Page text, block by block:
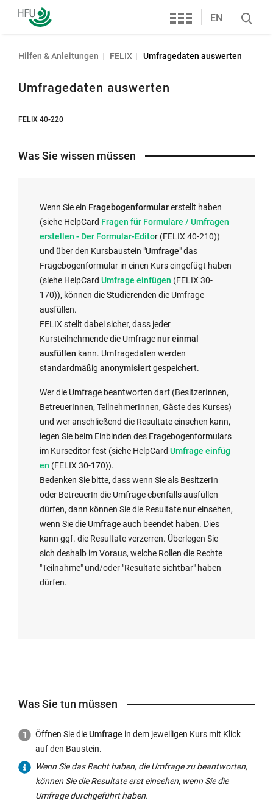
Hochschule
Furtwangen
Services
EN
Search
Hilfen & Anleitungen FELIX Umfragedaten auswerten
Umfragedaten auswerten
FELIX 40-220
Was Sie wissen müssen
Wenn Sie ein Fragebogenformularerstellt haben
(siehe HelpCard E
x
t
e
r
n
r
L
i
n
w
i
r
d
i
n
n
e
u
e
m
F
e
f
n
t:
Fragen für Formulare / Umfragen
erstellen - Der Formular-Editor (FELIX 40-210))
und über den Kursbaustein "Umfrage" das
Fragebogenformular in einen Kurs eingefügt haben
(siehe HelpCard E
x
e
r
n
e
L
i
n
k
w
i
r
d
i
n
n
e
u
r
e
f
n
Umfrage einfügen (FELIX 30-
170)), können die Studierenden die Umfrage
ausfüllen.
FELIX stellt dabei sicher, dass jeder
Kursteilnehmende die Umfragenur einmal
ausfüllen kann. Umfragedaten werden
standardmäßig anonymisiertgespeichert.
Wer die Umfrage beantworten darf (BesitzerInnen,
BetreuerInnen, TeilnehmerInnen, Gäste des Kurses)
und wer anschließend die Resultate einsehen kann,
legen Sie beim Einbinden des Fragebogenformulars
im Kurseditor fest (siehe HelpCard E
t
e
r
n
e
r
L
m
F
Umfrage einfüg
en ​​​​​​​ (FELIX 30-170​)).
Bedenken Sie bitte, dass wenn Sie als BesitzerIn
oder BetreuerIn die Umfrage ebenfalls ausfüllen
dürfen, dann können Sie die Resultate nur einsehen,
wenn Sie die Umfrage auch beendet haben. Dies
kann ggf. die Resultate verzerren. Überlegen Sie
sich deshalb im Voraus, welche Rollen die Rechte
"Teilnahme" und/oder "Resultate sichtbar" haben
dürfen.
Was Sie tun müssen
Öffnen Sie dieUmfrage in dem jeweiligen Kurs mit Klick
auf den Baustein.
Wenn Sie das Recht haben, die Umfrage zu beantworten,
können Sie die Resultate erst einsehen, wenn Sie die
Umfrage durchgeführt haben.